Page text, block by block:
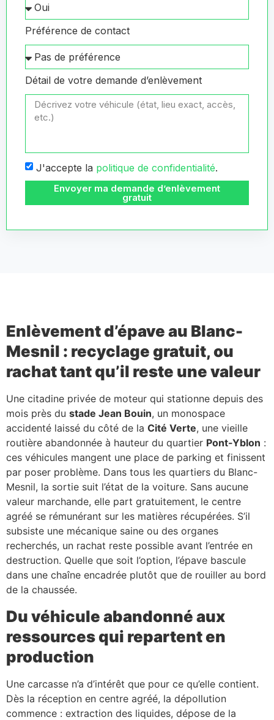
Préférence de contact
Détail de votre demande d’enlèvement
J'accepte la politique de confidentialité.
Envoyer ma demande d’enlèvement
gratuit
Enlèvement d’épave au Blanc-
Mesnil : recyclage gratuit, ou
rachat tant qu’il reste une valeur
Une citadine privée de moteur qui stationne depuis des
mois près du stade Jean Bouin, un monospace
accidenté laissé du côté de la Cité Verte, une vieille
routière abandonnée à hauteur du quartier Pont-Yblon :
ces véhicules mangent une place de parking et finissent
par poser problème. Dans tous les quartiers du Blanc-
Mesnil, la sortie suit l’état de la voiture. Sans aucune
valeur marchande, elle part gratuitement, le centre
agréé se rémunérant sur les matières récupérées. S’il
subsiste une mécanique saine ou des organes
recherchés, un rachat reste possible avant l’entrée en
destruction. Quelle que soit l’option, l’épave bascule
dans une chaîne encadrée plutôt que de rouiller au bord
de la chaussée.
Du véhicule abandonné aux
ressources qui repartent en
production
Une carcasse n’a d’intérêt que pour ce qu’elle contient.
Dès la réception en centre agréé, la dépollution
commence : extraction des liquides, dépose de la